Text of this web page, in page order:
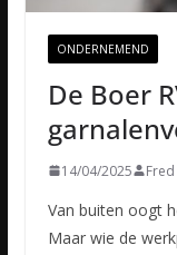
ONDERNEMEND
De Boer
14/04/2025
Van buiten oogt
Maar wie de